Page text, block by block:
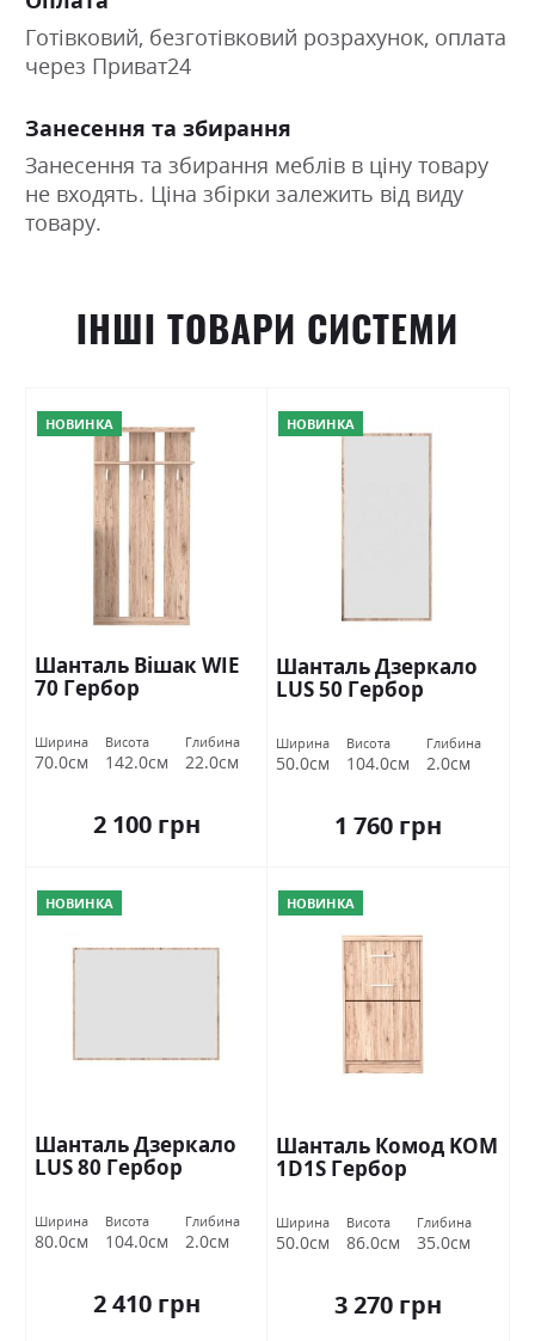
Готівковий, безготівковий розрахунок, оплата
через Приват24
Занесення та збирання
Занесення та збирання меблів в ціну товару
не входять. Ціна збірки залежить від виду
товару.
ІНШІ ТОВАРИ СИСТЕМИ
НОВИНКА
Шанталь Вішак WIE
70 Гербор
Ширина
70.0см
Висота
142.0см
Глибина
22.0см
2 100 грн
НОВИНКА
Шанталь Дзеркало
LUS 50 Гербор
Ширина
50.0см
Висота
104.0см
Глибина
2.0см
1 760 грн
НОВИНКА
Шанталь Дзеркало
LUS 80 Гербор
Ширина
80.0см
Висота
104.0см
Глибина
2.0см
2 410 грн
НОВИНКА
Шанталь Комод KOM
1D1S Гербор
Ширина
50.0см
Висота
86.0см
Глибина
35.0см
3 270 грн